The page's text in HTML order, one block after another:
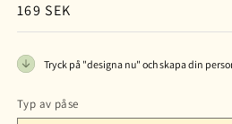
Ordinarie
pris
169 SEK
Tryck på "designa nu" och skapa din
Typ av påse